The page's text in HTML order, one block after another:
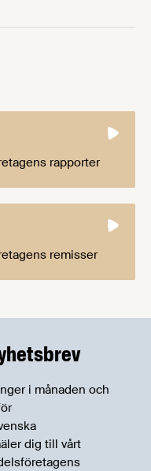
rapporter
remisser
i månaden och
dig till vårt